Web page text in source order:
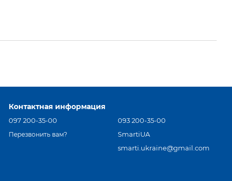
Контактная информация
097 200-35-00
Перезвонить вам?
093 200-35-00
SmartiUA
smarti.ukraine@gmail.com